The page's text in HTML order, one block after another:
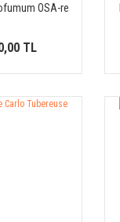
OSA-re
TL